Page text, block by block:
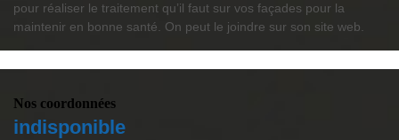
pour réaliser le traitement qu’il faut sur vos façades pour la
maintenir en bonne santé. On peut le joindre sur son site web.
Nos coordonnées
indisponible